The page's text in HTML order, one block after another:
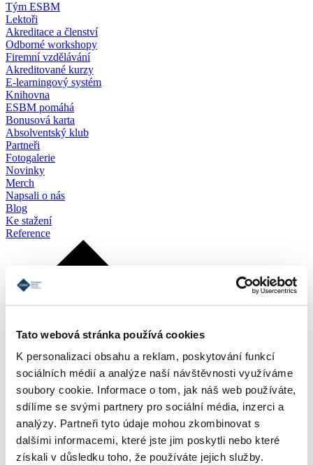
Tato webová stránka používá cookies
K personalizaci obsahu a reklam, poskytování funkcí
sociálních médií a analýze naší návštěvnosti využíváme
soubory cookie. Informace o tom, jak náš web používáte,
sdílíme se svými partnery pro sociální média, inzerci a
analýzy. Partneři tyto údaje mohou zkombinovat s
dalšími informacemi, které jste jim poskytli nebo které
získali v důsledku toho, že používáte jejich služby.
Tým ESBM
Lektoři
Akreditace a členství
Odborné workshopy
Firemní vzdělávání
Akreditované kurzy
E-learningový systém
Knihovna
ESBM pomáhá
Bonusová karta
Absolventský klub
Partneři
Fotogalerie
Novinky
Merch
Napsali o nás
Blog
Ke stažení
Reference